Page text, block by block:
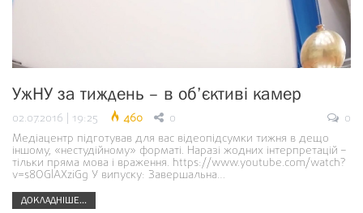
УжНУ за тиждень – в об’єктиві камер
02.07.2016 | 19:25 460 0
0
Медіацентр підготував для вас відеопідсумки тижня в дещо
іншому, «нестудійному» форматі. Наразі жодних інтерпретацій –
тільки пряма мова і враження. https://www.youtube.com/watch?
v=s8OGlAXziGg У випуску: Завершальна…
ДОКЛАДНІШЕ...